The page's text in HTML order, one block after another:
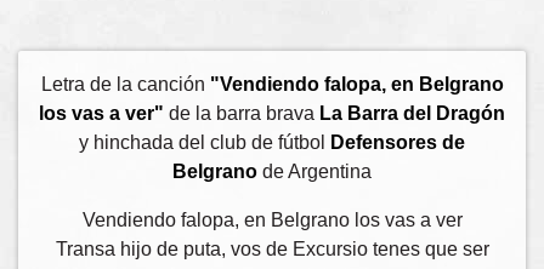
Letra de la canción "Vendiendo falopa, en Belgrano
los vas a ver" de la barra brava La Barra del Dragón
y hinchada del club de fútbol
Defensores de
Belgrano de Argentina
Vendiendo falopa, en Belgrano los vas a ver
Transa hijo de puta, vos de Excursio tenes que ser